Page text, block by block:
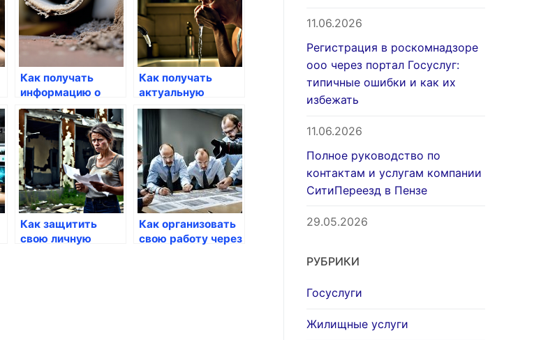
Как получать
информацию о
курсе валют через
Госуслуги
Как получать
актуальную
информацию
через Госуслуги
Как защитить
свою личную
Как организовать
свою работу через
11.06.2026
Регистрация в роскомнадзоре
ооо через портал Госуслуг:
типичные ошибки и как их
избежать
11.06.2026
Полное руководство по
контактам и услугам компании
СитиПереезд в Пензе
29.05.2026
РУБРИКИ
Госуслуги
Жилищные услуги